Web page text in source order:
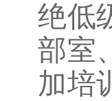
绝低
部室
加培